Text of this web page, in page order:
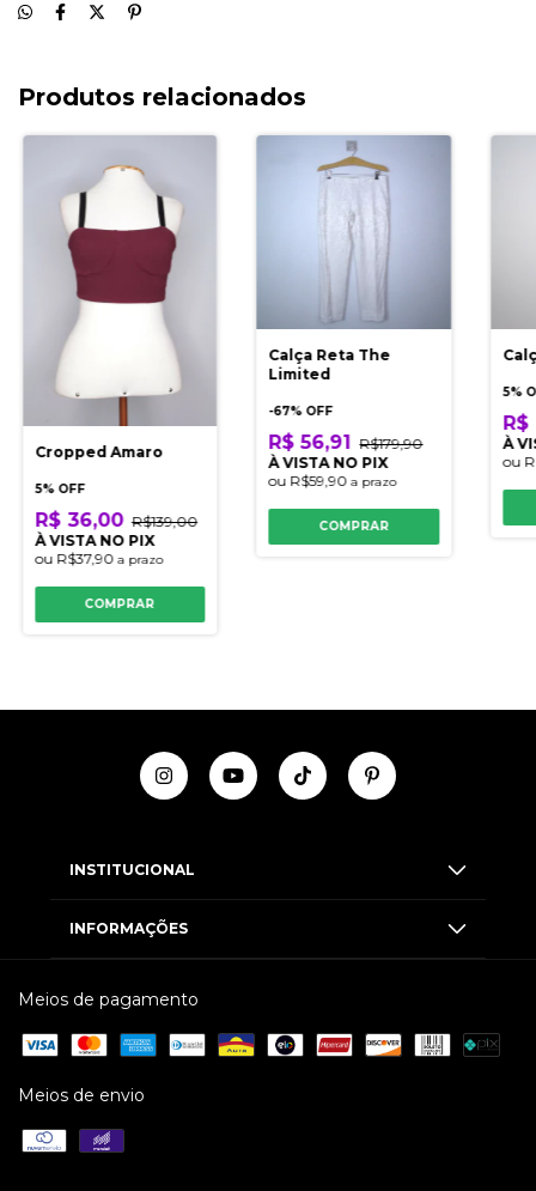
Produtos relacionados
Cropped Amaro
5% OFF
R$ 36,00 R$139,00
À VISTA NO PIX
ou R$37,90 a prazo
COMPRAR
Calça Reta The
Limited
-67% OFF
R$ 56,91 R$179,90
À VISTA NO PIX
ou R$59,90a prazo
COMPRAR
5%
R$
À
ou
INSTITUCIONAL
INFORMAÇÕES
Meios de pagamento
Meios de envio